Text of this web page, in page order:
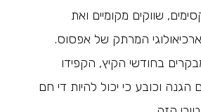
שווקים מקומיים ואת
המרתק של אפסוס.
בחודשי הקיץ, הקפידו
הגנה וכובע כי יכול להיות די חם